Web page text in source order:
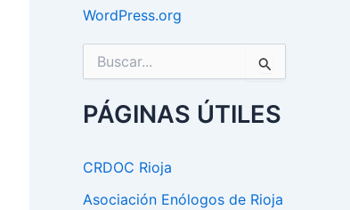
WordPress.org
c
a
o
r
PÁGINAS ÚTILES
CRDOC Rioja
Asociación Enólogos de Rioja